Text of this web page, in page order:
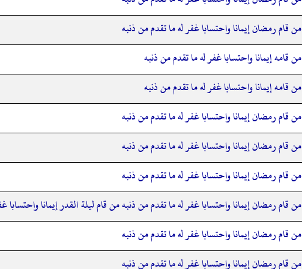
من قام رمضان إيمانا واحتسابا غفر له ما تقدم من ذنبه
من قامه إيمانا واحتسابا غفر له ما تقدم من ذنبه
من قامه إيمانا واحتسابا غفر له ما تقدم من ذنبه
من قام رمضان إيمانا واحتسابا غفر له ما تقدم من ذنبه
من قام رمضان إيمانا واحتسابا غفر له ما تقدم من ذنبه
من قام رمضان إيمانا واحتسابا غفر له ما تقدم من ذنبه
من قام رمضان إيمانا واحتسابا غفر له ما تقدم من ذنبه من قام ليلة القدر إيمانا واحتسابا
من قام رمضان إيمانا واحتسابا غفر له ما تقدم من ذنبه
من قام رمضان إيمانا واحتسابا غفر له ما تقدم من ذنبه